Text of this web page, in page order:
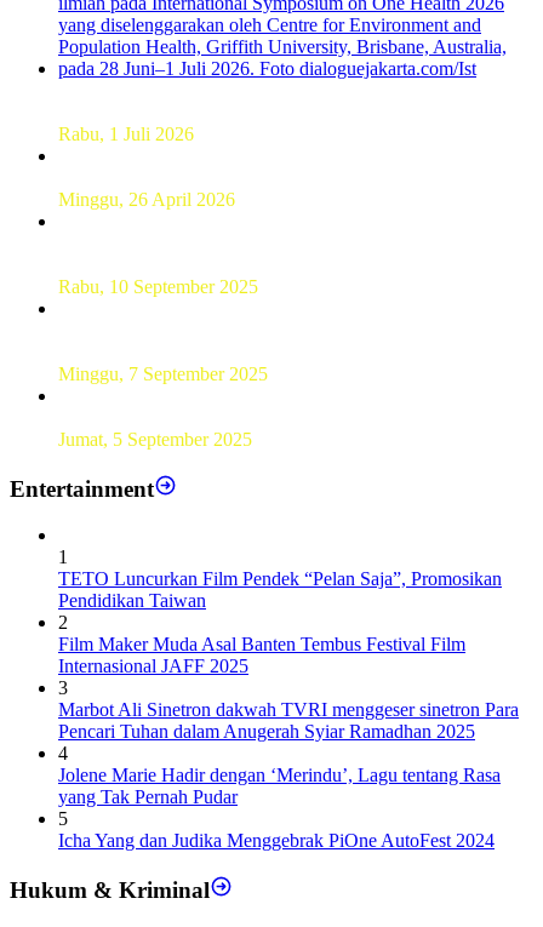
Rabu, 1 Juli 2026
Minggu, 26 April 2026
Rabu, 10 September 2025
Minggu, 7 September 2025
Jumat, 5 September 2025
Entertainment
1
TETO Luncurkan Film Pendek “Pelan Saja”, Promosikan
Pendidikan Taiwan
2
Film Maker Muda Asal Banten Tembus Festival Film
Internasional JAFF 2025
3
Marbot Ali Sinetron dakwah TVRI menggeser sinetron Para
Pencari Tuhan dalam Anugerah Syiar Ramadhan 2025
4
Jolene Marie Hadir dengan ‘Merindu’, Lagu tentang Rasa
yang Tak Pernah Pudar
5
Icha Yang dan Judika Menggebrak PiOne AutoFest 2024
Hukum & Kriminal